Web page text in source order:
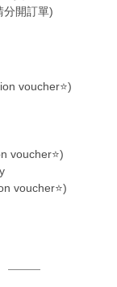
分開訂單)
voucher⭐)
voucher⭐)
voucher⭐)